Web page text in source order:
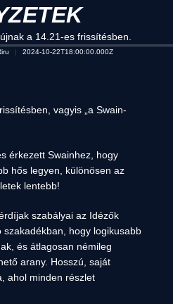
a 14.21-es frissítésben.
2024-10-22T18:00:00.000Z
vagyis „a Swain-
érkezett Swainhez, hogy
hős legyen, különösen az
lentebb!
szabályai az Idézők
hogy logikusabb
és átlagosan némileg
arany. Hosszú, saját
ahol minden részlet